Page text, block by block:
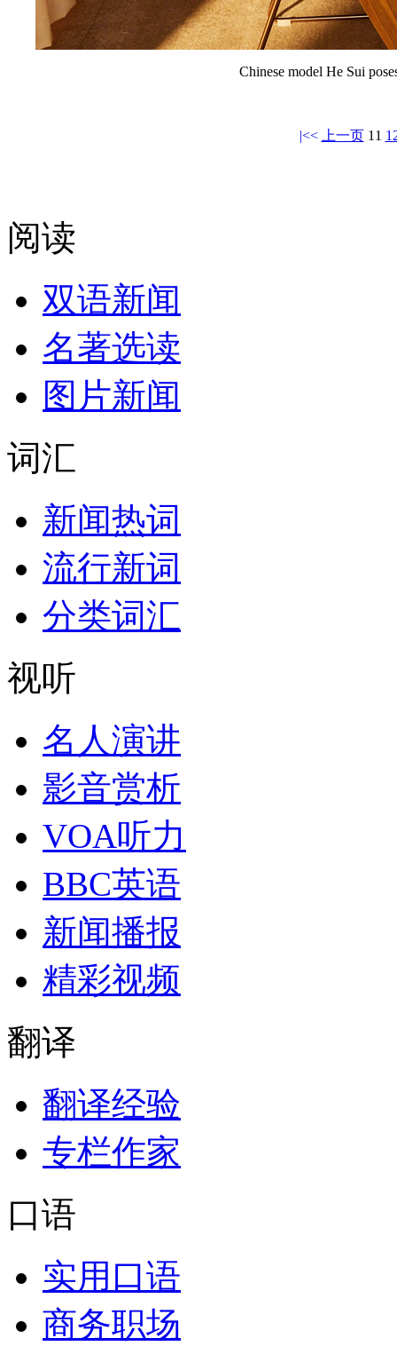
Chinese model He Sui
|<< 上一页 11
阅读
双语新闻
名著选读
图片新闻
词汇
新闻热词
流行新词
分类词汇
视听
名人演讲
影音赏析
VOA听力
BBC英语
新闻播报
精彩视频
翻译
翻译经验
专栏作家
口语
实用口语
商务职场